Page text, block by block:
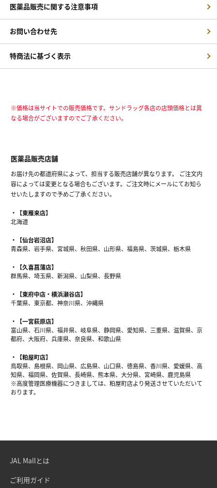
医薬品販売に関する注意事項
お問い合わせ先
特商法に基づく表示
※価格は当サイトでの販売価格です。サンドラッグ各店の店頭価格とは異
なる場合がございますのでご了承ください。
医薬品販売店舗
お届け先の都道府県によって、担当する販売店舗が異なります。 ご注文内
容によっては変更となる場合もございます。ご注文時にメールにてお知ら
せいたしますので予めご了承ください。
【東雁来店】
北海道
【仙台岩沼店】
青森県、岩手県、宮城県、秋田県、山形県、福島県、茨城県、栃木県
【久喜菖蒲店】
群馬県、埼玉県、新潟県、山梨県、長野県
【東府中店・横浜瀬谷店】
千葉県、東京都、神奈川県、沖縄県
【一宮萩原店】
富山県、石川県、福井県、岐阜県、静岡県、愛知県、三重県、滋賀県、京
都府、大阪府、兵庫県、奈良県、和歌山県
【粕屋町店】
鳥取県、島根県、岡山県、広島県、山口県、徳島県、香川県、愛媛県、高
知県、福岡県、佐賀県、長崎県、熊本県、大分県、宮崎県、鹿児島県
※高度管理医療機器につきましては、粕屋町店より発送させていただいて
おります。
JAL Mallとは
ご利用ガイド